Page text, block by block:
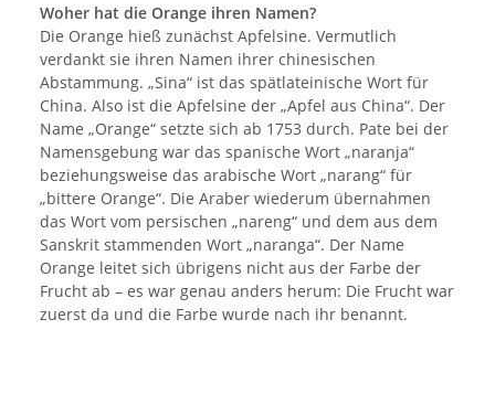
Woher hat die Orange ihren Namen?
Die Orange hieß zunächst Apfelsine. Vermutlich
verdankt sie ihren Namen ihrer chinesischen
Abstammung. „Sina“ ist das spätlateinische Wort für
China. Also ist die Apfelsine der „Apfel aus China“. Der
Name „Orange“ setzte sich ab 1753 durch. Pate bei der
Namensgebung war das spanische Wort „naranja“
beziehungsweise das arabische Wort „narang“ für
„bittere Orange“. Die Araber wiederum übernahmen
das Wort vom persischen „nareng“ und dem aus dem
Sanskrit stammenden Wort „naranga“. Der Name
Orange leitet sich übrigens nicht aus der Farbe der
Frucht ab – es war genau anders herum: Die Frucht war
zuerst da und die Farbe wurde nach ihr benannt.